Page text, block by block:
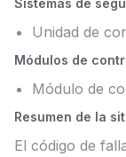
Sistemas de
Unidad de
Módulos de
Módulo de
Resumen de la
El código de